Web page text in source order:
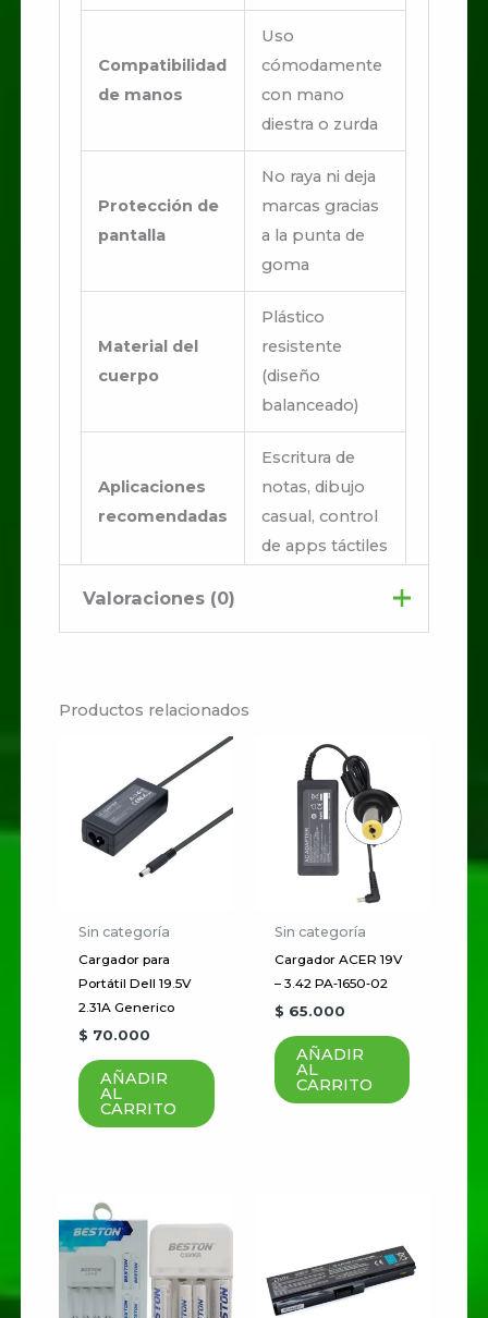
Compatibilidad
de manos
Uso
cómodamente
con mano
diestra o zurda
Protección de
pantalla
No raya ni deja
marcas gracias
a la punta de
goma
Material del
cuerpo
Plástico
resistente
(diseño
balanceado)
Aplicaciones
recomendadas
Escritura de
notas, dibujo
casual, control
de apps táctiles
Garantía
fabricante (varía
Valoraciones (0)
Sé el primero en valorar
“STYLUS PEN GRIFFIN”
Tu dirección de correo
electrónico no será publicada.
Los campos obligatorios están
Tu
puntuación
Tu valoración
Correo electrónico
Productos relacionados
Sin categoría
Cargador para
Portátil Dell 19.5V
2.31A Generico
$ 70.000
AÑADIR
AL
CARRITO
Sin categoría
Cargador ACER 19V
– 3.42 PA‑1650‑02
$ 65.000
AÑADIR
AL
CARRITO